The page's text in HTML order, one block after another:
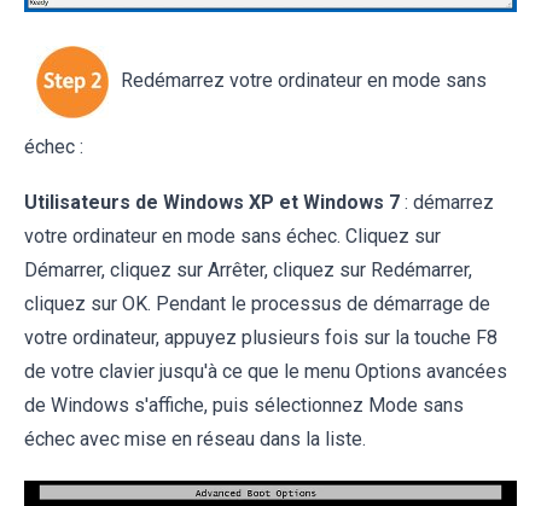
Redémarrez votre ordinateur en mode sans
échec :
Utilisateurs de Windows XP et Windows 7 : démarrez
votre ordinateur en mode sans échec. Cliquez sur
Démarrer, cliquez sur Arrêter, cliquez sur Redémarrer,
cliquez sur OK. Pendant le processus de démarrage de
votre ordinateur, appuyez plusieurs fois sur la touche F8
de votre clavier jusqu'à ce que le menu Options avancées
de Windows s'affiche, puis sélectionnez Mode sans
échec avec mise en réseau dans la liste.